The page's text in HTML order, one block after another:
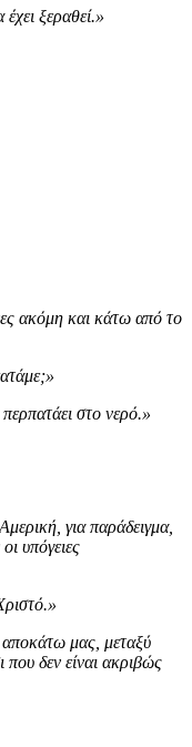
ξεραθεί.»
ακόμη και κάτω από το
στο νερό.»
για παράδειγμα,
υπόγειες
αποκάτω μας, μεταξύ
δεν είναι ακριβώς